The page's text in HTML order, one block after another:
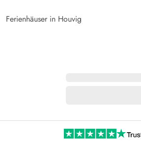
Ferienhäuser in Houvig